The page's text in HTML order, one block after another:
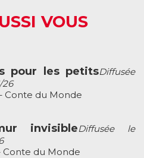
VOUS
pour les petitsDiffusée
26
Conte du Monde
invisibleDiffusée le
Conte du Monde